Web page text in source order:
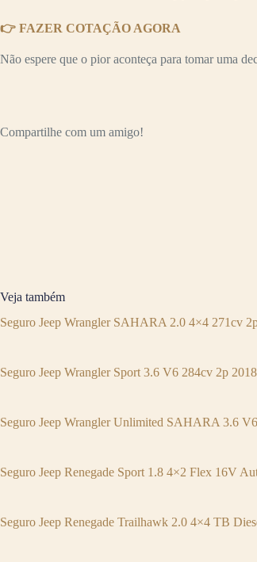
👉 FAZER COTAÇÃO AGORA
Não espere que o pior aconteça para tomar uma
Compartilhe com um amigo!
Veja também
Seguro Jeep Wrangler SAHARA 2.0 4×4 271cv
Seguro Jeep Wrangler Sport 3.6 V6 284cv 2p
Seguro Jeep Wrangler Unlimited SAHARA 3.6
Seguro Jeep Renegade Sport 1.8 4×2 Flex 16V
Seguro Jeep Renegade Trailhawk 2.0 4×4 TB